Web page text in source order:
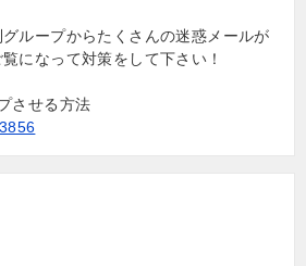
ループからたくさんの迷惑メールが
になって対策をして下さい！
させる方法